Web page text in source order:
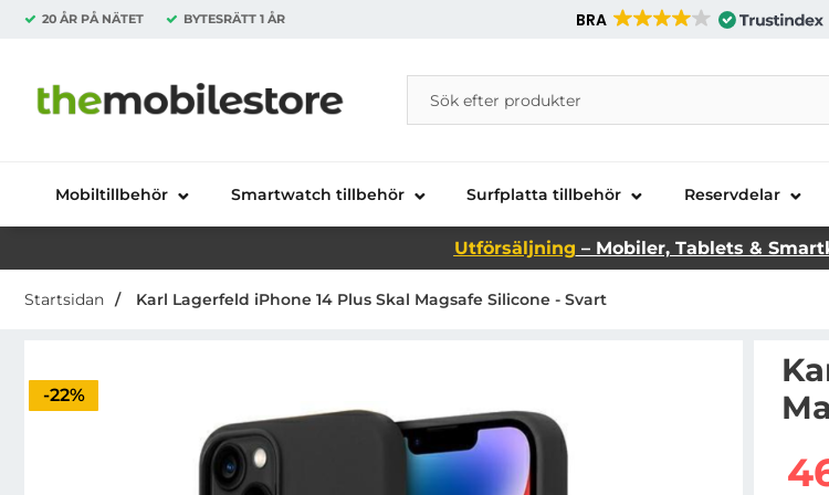
20 ÅR PÅ NÄTET BYTESRÄTT 1 ÅR BRA
Startsidan för Danira Telecom AB
Sök
Sök på Danira Telecom AB
Mobiltillbehör Smartwatch tillbehör Surfplatta tillbehör Reservdelar
Utförsäljning – Mobiler, Tablets &
Startsidan Karl Lagerfeld iPhone 14 Plus Skal Magsafe Silicone - Svart
Priset är nedsatt med
-22%